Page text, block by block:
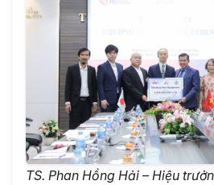
TS. Phan Hồng Hải – Hiệu